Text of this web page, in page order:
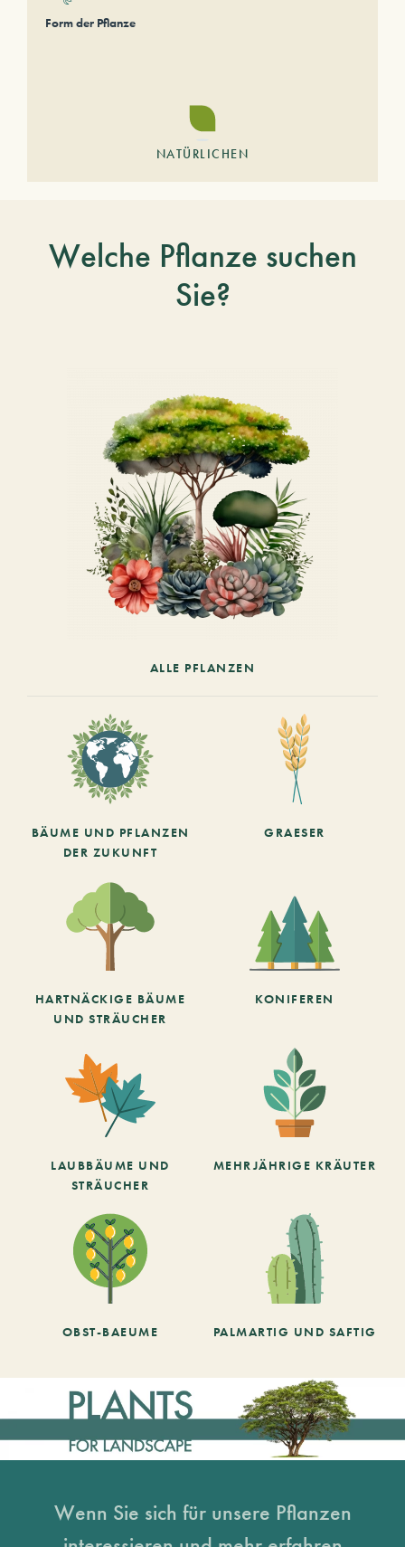
Form der Pflanze
NATÜRLICHEN
Welche Pflanze suchen
Sie?
ALLE PFLANZEN
BÄUME UND PFLANZEN
DER ZUKUNFT
GRAESER
HARTNÄCKIGE BÄUME
UND STRÄUCHER
KONIFEREN
LAUBBÄUME UND
STRÄUCHER
MEHRJÄHRIGE KRÄUTER
OBST-BAEUME PALMARTIG UND SAFTIG
Wenn Sie sich für unsere Pflanzen